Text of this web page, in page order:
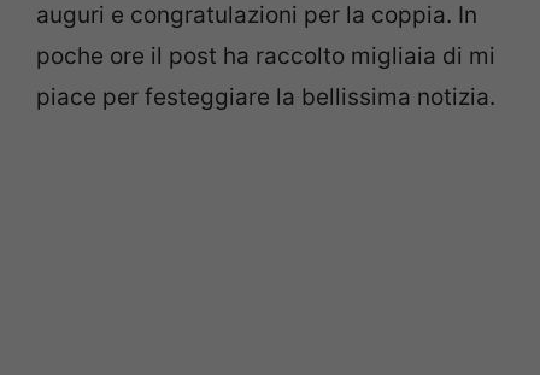
auguri e congratulazioni per la coppia. In
poche ore il post ha raccolto migliaia di mi
piace per festeggiare la bellissima notizia.